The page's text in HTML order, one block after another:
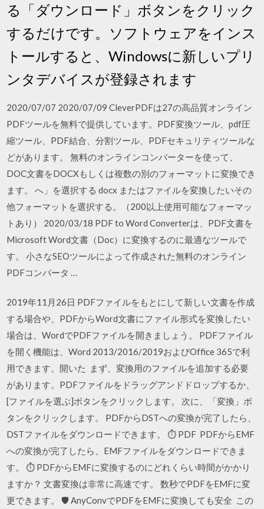
る「ダウンロード」ボタンをクリック
するだけです。ソフトウェアをインス
トールすると、Windowsに新しいプリ
ンタデバイスが登録されます
2020/07/07 2020/07/09 CleverPDFは27の高品質オンライン
PDFツールを無料で提供しています。PDF変換ツール、pdf圧
縮ツール、PDF結合、分割ツール、PDFセキュリティツールな
どがあります。 無料のオンラインコンバーターを使って、
DOC文書をDOCXもしくは複数の別のフォーマットに変換でき
ます。 へ」を選択する docx またはファイルを変換したいその
他フォーマットを選択する。（200以上使用可能なフォーマッ
トあり） 2020/03/18 PDF to Word Converterは、PDF文書を
Microsoft Word文書（Doc）に変換するのに最適なツールで
す。 小さなSEOツールによって作成された無料のオンライン
PDFコンバータ …
2019年11月26日 PDFファイルをもとにして新しい文書を作成
する場合や、PDFからWord文書にファイル形式を変換したい
場合は、WordでPDFファイルを開きましょう。 PDFファイル
を開く機能は、Word 2013/2016/2019およびOffice 365で利
用できます。開いた まず、変換用のファイルを追加する必要
があります。PDFファイルをドラッグアンドドロップするか、
[ファイルを選ぶ]ボタンをクリックします。 次に、「変換」ボ
タンをクリックします。 PDFからDSTへの変換が完了したら、
DSTファイルをダウンロードできます。 ⏱️ PDF PDFからEMF
への変換が完了したら、EMFファイルをダウンロードできま
す。 ⏱️ PDFからEMFに変換するのにどれくらい時間がかかり
ますか？ 文書変換は非常に高速です。 数秒でPDFをEMFに変
更できます。 🛡️ AnyConvでPDFをEMFに変換しても安全 この